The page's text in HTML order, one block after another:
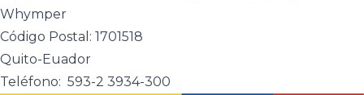
Whymper
Código Postal: 1701518
Quito-Euador
Teléfono: 593-2 3934-300